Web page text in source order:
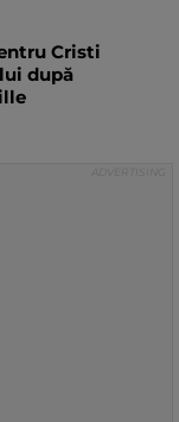
Cristi
după